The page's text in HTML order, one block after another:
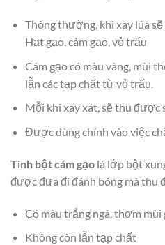
Thông thường, khi xay lúa
Hạt gạo, cám gạo, vỏ trấu
Cám gạo có màu vàng, mùi
lẫn các tạp chất từ vỏ trấu.
Mỗi khi xay xát, sẽ thu được
Được dùng chính vào việc
Tinh bột cám gạo là lớp bột
được đưa đi đánh bóng mà thu
Có màu trắng ngà, thơm mùi
Không còn lẫn tạp chất